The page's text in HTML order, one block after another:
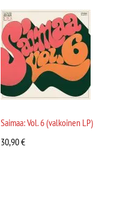
Saimaa: Vol. 6 (valkoinen LP)
30,90€